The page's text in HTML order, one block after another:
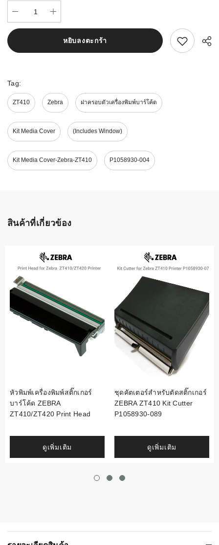
หยิบลงตะกร้า สนใจสิ้นค้านี้
Tag:
ZT410 Zebra ฝาครอบตัวเครื่องพิมพ์บาร์โค้ด
Kit Media Cover (includes Window)
Kit Media Cover-Zebra-ZT410 P1058930-004
สินค้าที่เกี่ยวข้อง
หัวพิมพ์เครื่องพิมพ์สติ๊กเกอร์
บาร์โค้ด ZEBRA
ZT410/ZT420 Print Head
ดูเพิ่มเติม
ชุดคัตเตอร์สำหรับตัดสติ๊กเกอร์
ZEBRA ZT410 Kit Cutter
P1058930-089
ดูเพิ่มเติม